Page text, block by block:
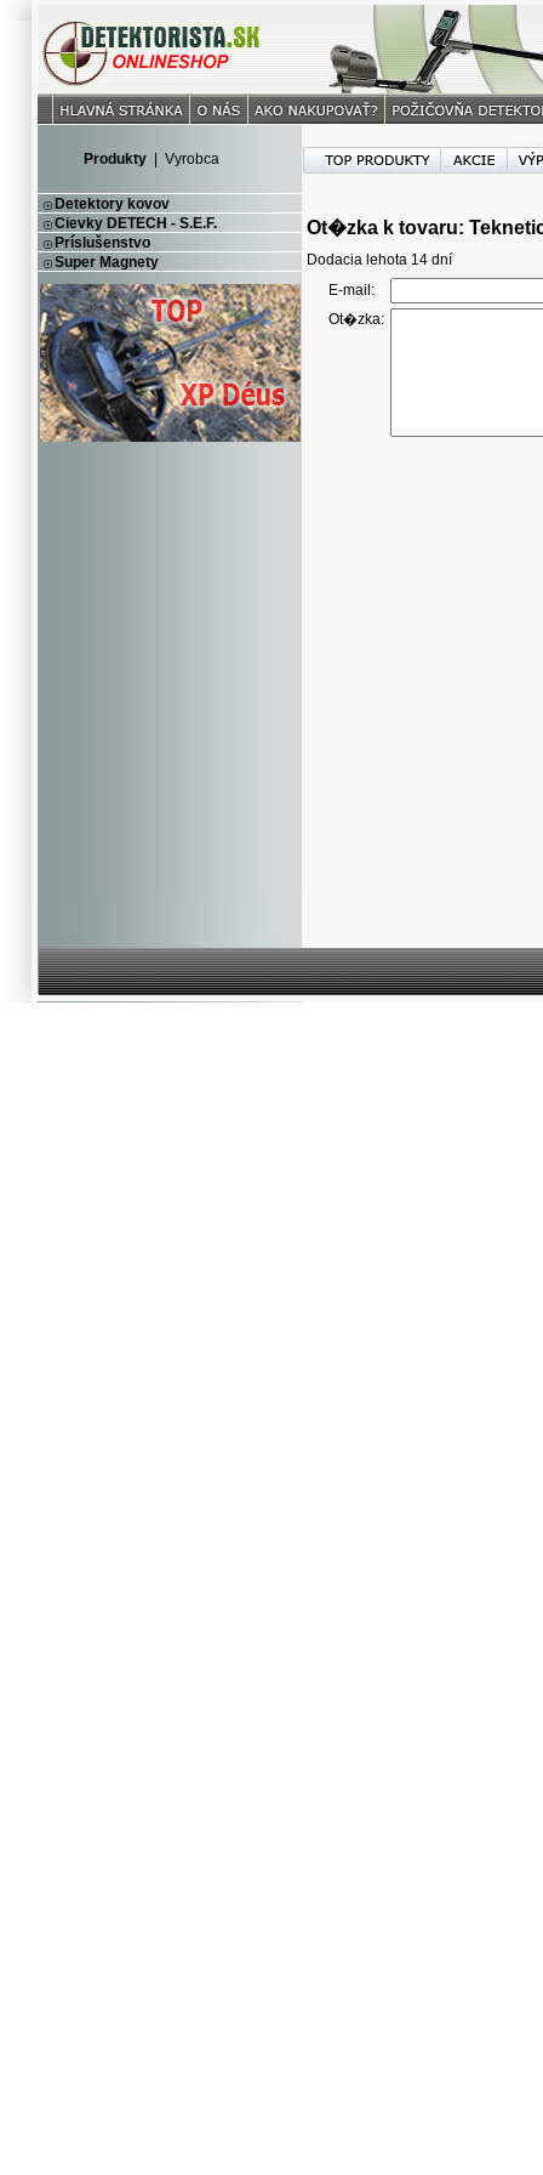
Produkty Vyrobca
Detektory kovov
Cievky DETECH - S.E.F.
Príslušenstvo
Super Magnety
Ot�zka k tovaru:
Dodacia lehota 14 dní
E-mail:
Ot�zka: